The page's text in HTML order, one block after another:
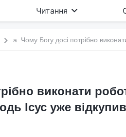
Читання
виконати
Ісус уже